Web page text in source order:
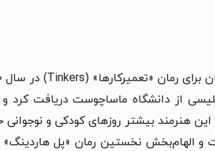
از دانشگاه ماساچوست دریافت کرد و
هنرمند بیشتر روزهای کودکی و نوجوانی